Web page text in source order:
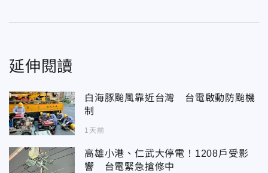
延伸閱讀
白海豚颱風靠近台灣 台電啟動防颱機
制
1天前
高雄小港、仁武大停電！1208戶受影
響 台電緊急搶修中